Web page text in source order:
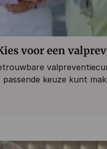
voor een
keuze kunt